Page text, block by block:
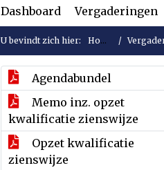
Dashboard Vergaderingen
U bevindt zich hier: Home
Agendabundel
Memo inz. opzet
kwalificatie zienswijze
Opzet kwalificatie
zienswijze